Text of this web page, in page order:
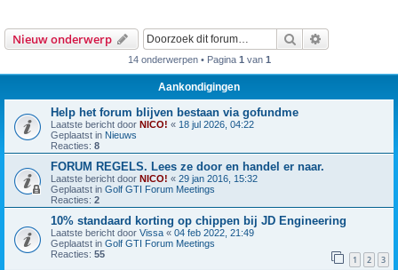
Nieuw onderwerp Zoek
14 onderwerpen • Pagina 1 van 1
Aankondigingen
Help het forum blijven bestaan via gofundme
Laatste bericht door NICO! « 18 jul 2026, 04:22
Geplaatst in Nieuws
Reacties: 8
FORUM REGELS. Lees ze door en handel er naar.
Laatste bericht door NICO! « 29 jan 2016, 15:32
Geplaatst in Golf GTI Forum Meetings
Reacties: 2
10% standaard korting op chippen bij JD Engineering
Laatste bericht door Vissa « 04 feb 2022, 21:49
Geplaatst in Golf GTI Forum Meetings
Reacties: 55 1 2 3